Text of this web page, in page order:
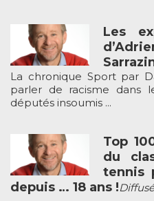
Les
La chronique Sport par
parler de racisme dans
députés insoumis ...
Top
du
tennis
depuis … 18 ans !